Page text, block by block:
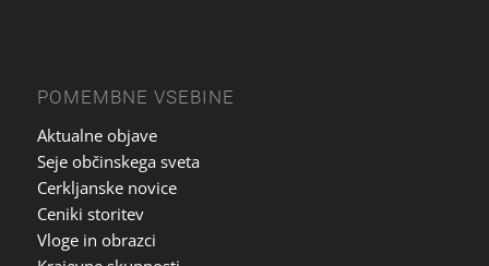
POMEMBNE VSEBINE
Aktualne objave
Seje občinskega sveta
Cerkljanske novice
Ceniki storitev
Vloge in obrazci